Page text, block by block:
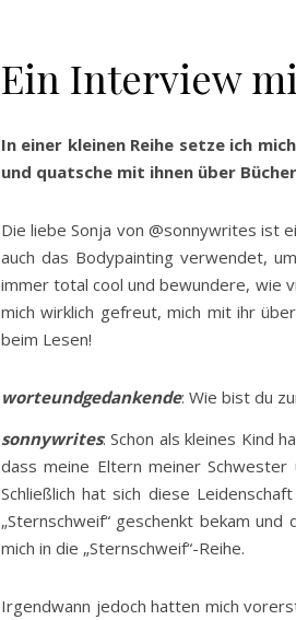
Ein Interview
In einer kleinen Reihe setze ich
und quatsche mit ihnen über
Die liebe Sonja von @sonnywrites ist
auch das Bodypainting verwendet,
immer total cool und bewundere, wie
mich wirklich gefreut, mich mit ihr
beim Lesen!
worteundgedankende: Wie bist du
sonnywrites: Schon als kleines Kind
dass meine Eltern meiner Schwester
Schließlich hat sich diese
„Sternschweif“ geschenkt bekam
mich in die „Sternschweif“-Reihe.
Irgendwann jedoch hatten mich